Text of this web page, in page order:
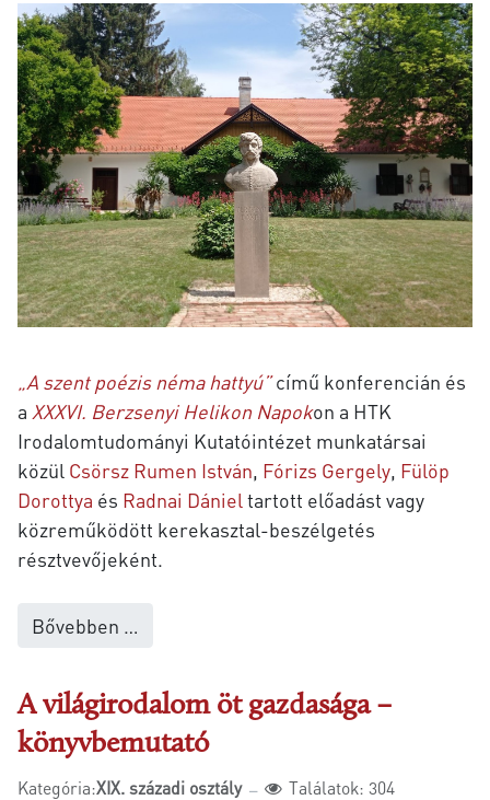
„A szent poézis néma hattyú”című konferencián és
a XXXVI. Berzsenyi Helikon Napokon a HTK
Irodalomtudományi Kutatóintézet munkatársai
közül Csörsz Rumen István, Fórizs Gergely, Fülöp
Dorottya és Radnai Dániel tartott előadást vagy
közreműködött kerekasztal-beszélgetés
résztvevőjeként.
Bővebben …
A világirodalom öt gazdasága –
könyvbemutató
Kategória:XIX. századi osztály Találatok: 304